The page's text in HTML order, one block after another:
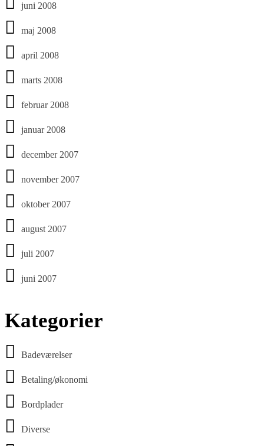
juni 2008
maj 2008
april 2008
marts 2008
februar 2008
januar 2008
december 2007
november 2007
oktober 2007
august 2007
juli 2007
juni 2007
Kategorier
Badeværelser
Betaling/økonomi
Bordplader
Diverse